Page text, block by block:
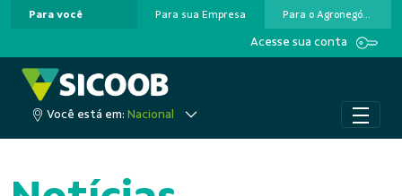
Pular para o Conteúdo principal
Para você Para sua Empresa Para o Agronegócio
Acesse sua conta
Você está em: Nacional